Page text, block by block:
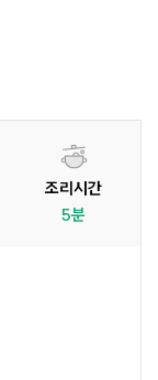
조리시간
5분